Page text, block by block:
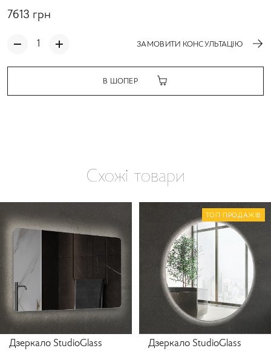
7613 грн
В ШОПЕР
ЗАМОВИТИ КОНСУЛЬТАЦІЮ
Схожі товари
Дзеркало StudioGlass
ТОП ПРОДАЖІВ
Дзеркало StudioGlass